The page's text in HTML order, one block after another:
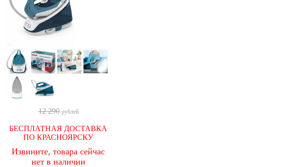
12 290 рублей
БЕСПЛАТНАЯ ДОСТАВКА
ПО КРАСНОЯРСКУ
Извините, товара сейчас
нет в наличии